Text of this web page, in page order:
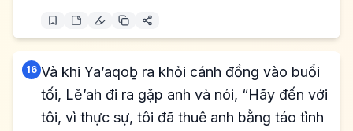
16 Và khi Ya’aqoḇ ra khỏi cánh đồng vào buổi
tối, Lĕ’ah đi ra gặp anh và nói, “Hãy đến với
tôi, vì thực sự, tôi đã thuê anh bằng táo tình